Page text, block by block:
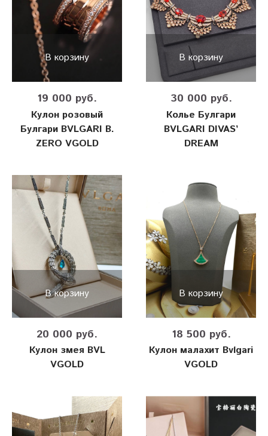
В корзину
19 000 руб.
Кулон розовый
Булгари BVLGARI B.
ZERO VGOLD
В корзину
30 000 руб.
Колье Булгари
BVLGARI DIVAS’
DREAM
В корзину
20 000 руб.
Кулон змея BVL
VGOLD
В корзину
18 500 руб.
Кулон малахит Bvlgari
VGOLD